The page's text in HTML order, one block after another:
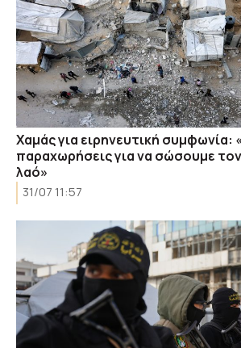
Χαμάς για ειρηνευτική συμφωνία:
παραχωρήσεις για να σώσουμε
λαό»
31/07 11:57